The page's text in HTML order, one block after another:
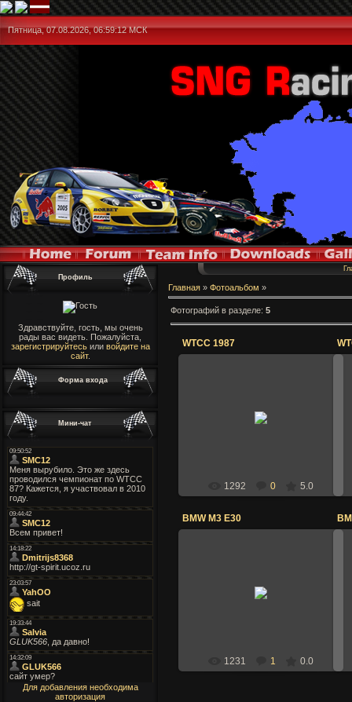
Пятница, 07.08.2026,06:59:12 МСК
Профиль
Здравствуйте, гость, мы очень
рады вас видеть. Пожалуйста,
зарегистрируйтесьили войдите на
сайт.
Форма входа
Мини-чат
Для добавления необходима
авторизация
Главная » Фотоальбом »
Фотографий в разделе: 5
WTCC 1987
1292 0 5.0
BMW M3 E30
1231 1 0.0